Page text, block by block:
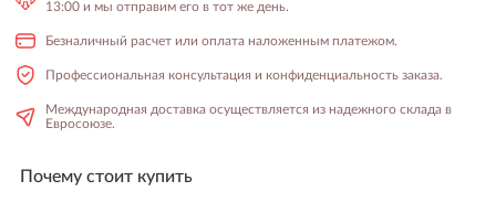
13:00 и мы отправим его в тот же день.
Безналичный расчет или оплата наложенным платежом.
Профессиональная консультация и конфиденциальность заказа.
Международная доставка осуществляется из надежного склада в
Евросоюзе.
Почему стоит купить